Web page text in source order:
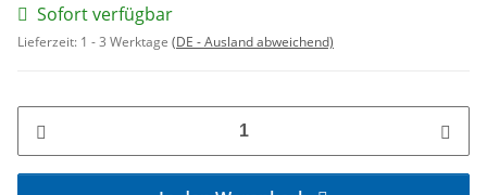
Sofort verfügbar
Lieferzeit: 1 - 3 Werktage (DE - Ausland abweichend)